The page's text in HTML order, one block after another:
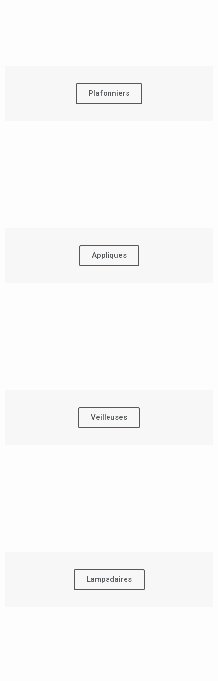
Plafonniers
Appliques
Veilleuses
Lampadaires